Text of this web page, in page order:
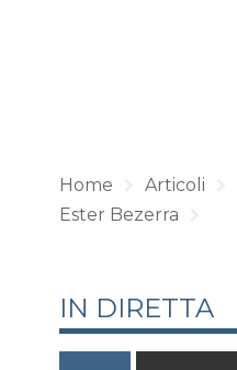
Home Articoli
Ester Bezerra
IN DIRETTA